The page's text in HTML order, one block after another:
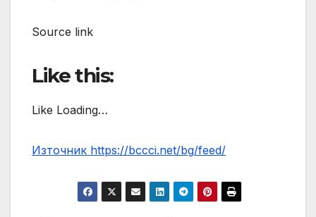
Source link
Like this:
Like Loading…
Източник https://bccci.net/bg/feed/